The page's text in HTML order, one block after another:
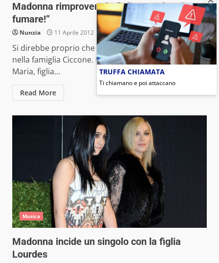
Madonna rimprovera la figlia Lourdes: “Non
fumare!”
Nunzia 11 Aprile 2012
Si direbbe proprio che la trasgressione è di casa
nella famiglia Ciccone. La quindicenne Lourdes
Maria, figlia...
Read More
Musica
Madonna incide un singolo con la figlia
Lourdes
TRUFFA CHIAMATA
Ti chiamano e poi attaccano